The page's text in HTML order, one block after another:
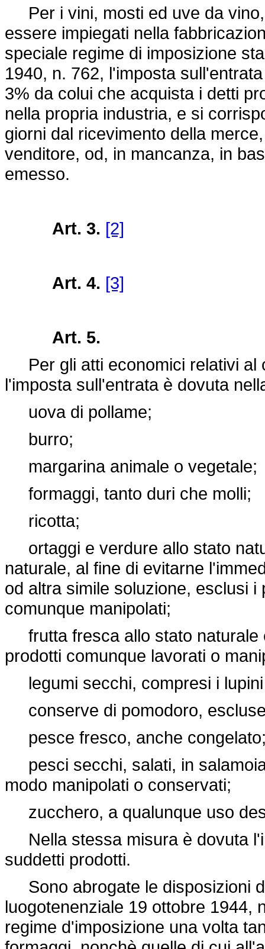
Per i vini, mosti ed uve da
essere impiegati nella
speciale regime di imposizione
1940, n. 762, l'imposta
3% da colui che acquista i detti
nella propria industria, e si
giorni dal ricevimento della
venditore, od, in mancanza, in
emesso.
Art. 3. [2]
Art. 4. [3]
Art. 5.
Per gli atti economici relativi al
l'imposta sull'entrata è dovuta
uova di pollame;
burro;
margarina animale o vegetale;
formaggi, tanto duri che molli;
ricotta;
ortaggi e verdure allo stato
naturale, al fine di evitarne
od altra simile soluzione, esclusi
comunque manipolati;
frutta fresca allo stato naturale
prodotti comunque lavorati o
legumi secchi, compresi i
conserve di pomodoro,
pesce fresco, anche
pesci secchi, salati, in
modo manipolati o conservati;
zucchero, a qualunque uso
Nella stessa misura è dovuta
suddetti prodotti.
Sono abrogate le disposizioni
luogotenenziale 19 ottobre 1944,
regime d'imposizione una volta